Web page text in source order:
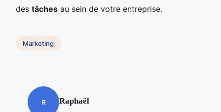
des tâches au sein de votre entreprise.
Marketing
R Raphaël